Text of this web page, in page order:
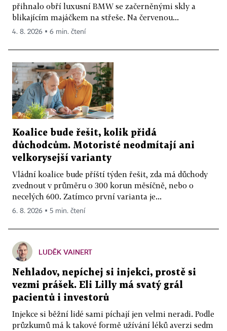
přihnalo obří luxusní BMW se začerněnými skly a
blikajícím majáčkem na střeše. Na červenou...
4. 8. 2026 ▪ 6 min. čtení
Koalice bude řešit, kolik přidá
důchodcům. Motoristé neodmítají ani
velkorysejší varianty
Vládní koalice bude příští týden řešit, zda má důchody
zvednout v průměru o 300 korun měsíčně, nebo o
necelých 600. Zatímco první varianta je...
6. 8. 2026 ▪ 5 min. čtení
LUDĚK VAINERT
Nehladov, nepíchej si injekci, prostě si
vezmi prášek. Eli Lilly má svatý grál
pacientů i investorů
Injekce si běžní lidé sami píchají jen velmi neradi. Podle
průzkumů má k takové formě užívání léků averzi sedm